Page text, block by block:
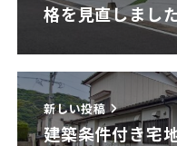
格を見直しまし
新しい投稿
建築条件付き宅